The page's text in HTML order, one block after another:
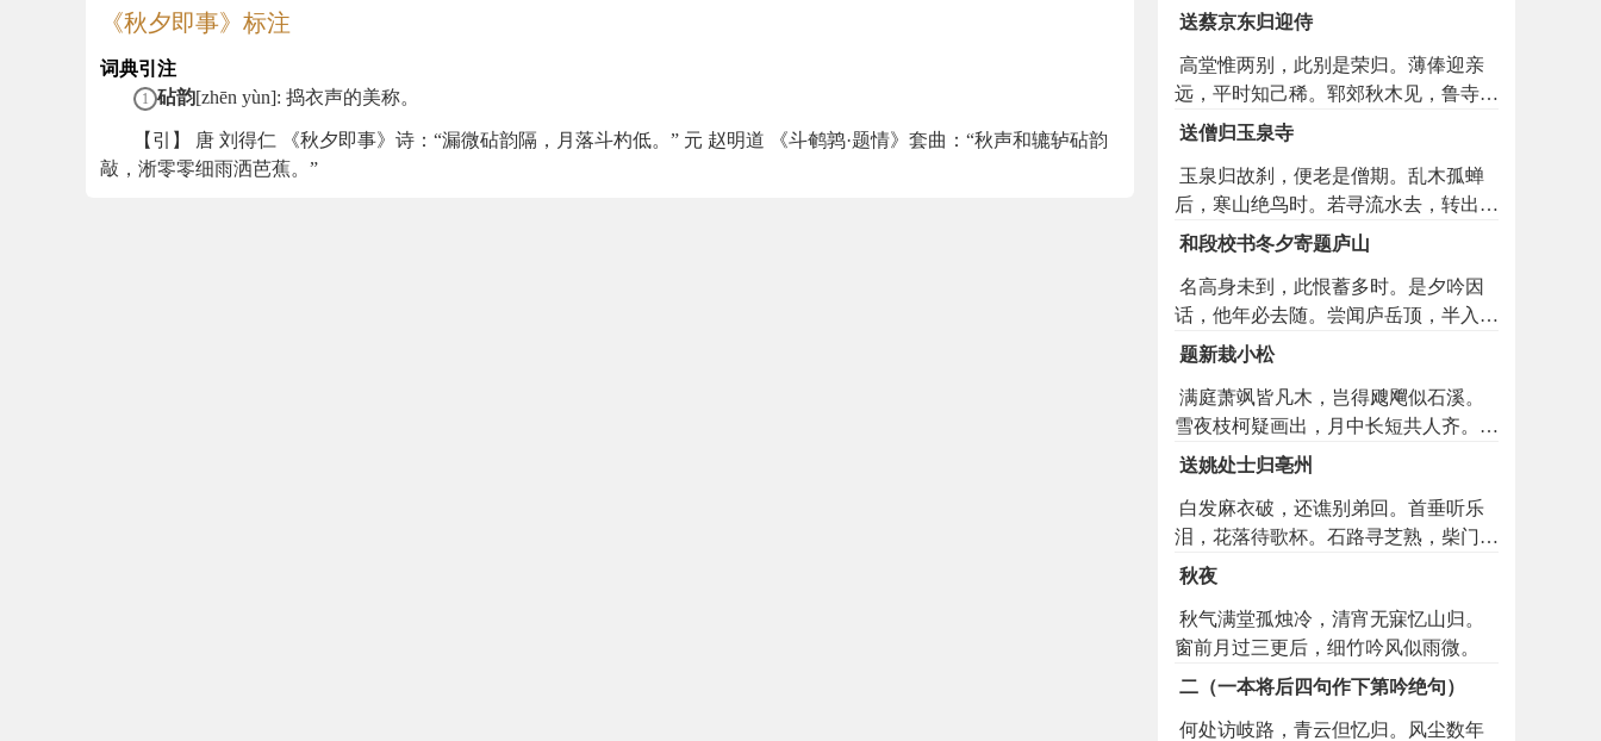
《秋夕即事》标注
词典引注
1 砧韵[zhēn yùn]: 捣衣声的美称。
【引】 唐 刘得仁 《秋夕即事》诗：“漏微砧韵隔，月落斗杓低。” 元 赵明道 《斗鹌鹑·题情》套曲：“秋声和辘轳砧韵
敲，淅零零细雨洒芭蕉。”
正圆。元戎军务息，清句待君联。
送蔡京东归迎侍
高堂惟两别，此别是荣归。薄俸迎亲
远，平时知己稀。郓郊秋木见，鲁寺夜
钟微。近腊西来日，多逢霰雪飞。
送僧归玉泉寺
玉泉归故刹，便老是僧期。乱木孤蝉
后，寒山绝鸟时。若寻流水去，转出白
云迟。见说千峰路，溪深复顶危。
和段校书冬夕寄题庐山
名高身未到，此恨蓄多时。是夕吟因
话，他年必去随。尝闻庐岳顶，半入楚
江湄。几处悬崖上，千寻瀑布垂。炉峰
声拂浪迟。烟梯缘薜荔，岳寺步欹危。
地本饶灵草，林曾出祖师。石楼霞耀
壁，猿树鹤分枝。细径萦岩末，高窗见
冰埋朮，仙田雪覆芝。乱泉禅客濑，异
迹逸人知。藓室新开灶，柽潭末了棋。
如何遂闲放，长得在希夷。空务渔樵
潜衰。尘外难相许，人间贵迹遗。虽怀
丹桂影，不忘白云期。仁者终携手，今
朝预赋诗。
题新栽小松
满庭萧飒皆凡木，岂得飕飗似石溪。
雪夜枝柯疑画出，月中长短共人齐。未
知何日干天及，恐到秋来被鹤栖。却向
送姚处士归亳州
白发麻衣破，还谯别弟回。首垂听乐
泪，花落待歌杯。石路寻芝熟，柴门有
鹿来。明王下徵诏，应就碧峰开。
秋夜
秋气满堂孤烛冷，清宵无寐忆山归。
窗前月过三更后，细竹吟风似雨微。
二（一本将后四句作下第吟绝句）
何处访岐路，青云但忆归。风尘数年